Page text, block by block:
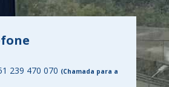
470 070 (Chamada para a